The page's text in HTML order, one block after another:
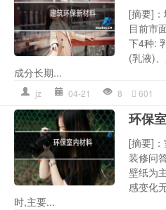
[摘要]
目前市
下4种:
(乳液)
成分长期...
jz 04-21 8 601
环保
[摘要]
装修问
壁纸为
感变化
时,主要...